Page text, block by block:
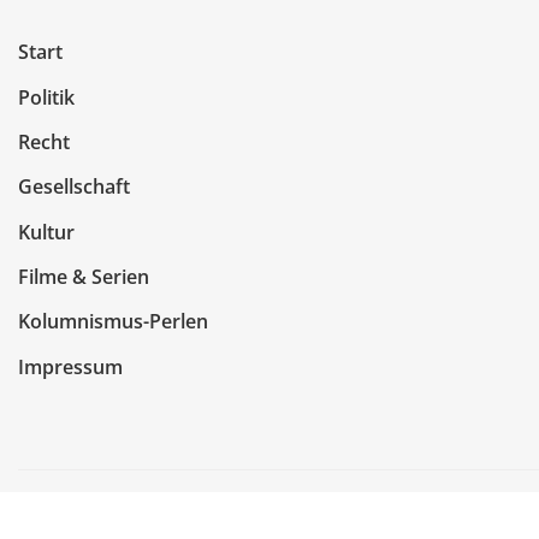
Start
Politik
Recht
Gesellschaft
Kultur
Filme & Serien
Kolumnismus-Perlen
Impressum